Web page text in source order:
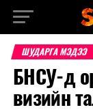
ШУДАРГА МЭДЭЭ
БНСУ-д
визийн